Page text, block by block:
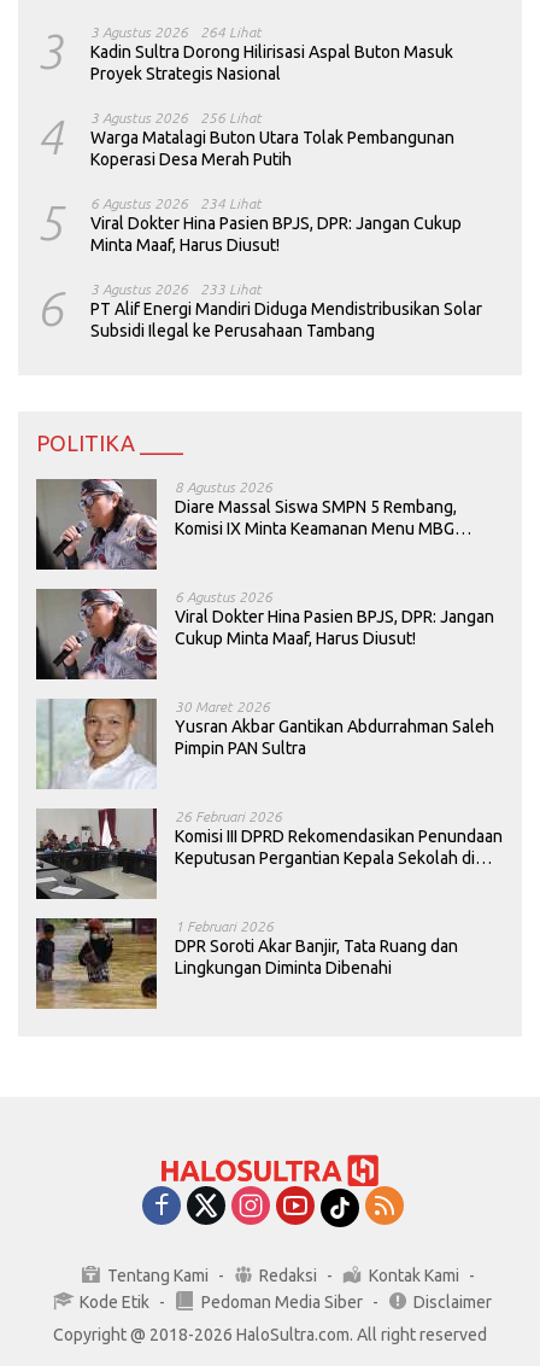
3 3 Agustus 2026 264 Lihat
Kadin Sultra Dorong Hilirisasi Aspal Buton Masuk
Proyek Strategis Nasional
4 3 Agustus 2026 256 Lihat
Warga Matalagi Buton Utara Tolak Pembangunan
Koperasi Desa Merah Putih
5 6 Agustus 2026 234 Lihat
Viral Dokter Hina Pasien BPJS, DPR: Jangan Cukup
Minta Maaf, Harus Diusut!
6 3 Agustus 2026 233 Lihat
PT Alif Energi Mandiri Diduga Mendistribusikan Solar
Subsidi Ilegal ke Perusahaan Tambang
POLITIKA ____
8 Agustus 2026
Diare Massal Siswa SMPN 5 Rembang,
Komisi IX Minta Keamanan Menu MBG
6 Agustus 2026
Viral Dokter Hina Pasien BPJS, DPR: Jangan
Cukup Minta Maaf, Harus Diusut!
30 Maret 2026
Yusran Akbar Gantikan Abdurrahman Saleh
Pimpin PAN Sultra
26 Februari 2026
Komisi III DPRD Rekomendasikan Penundaan
Keputusan Pergantian Kepala Sekolah di
1 Februari 2026
DPR Soroti Akar Banjir, Tata Ruang dan
Lingkungan Diminta Dibenahi
Tentang Kami Redaksi
Kontak Kami
Kode Etik
Pedoman Media Siber
Disclaimer
Copyright @ 2018-2026 HaloSultra.com. All right reserved